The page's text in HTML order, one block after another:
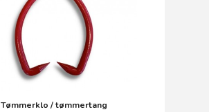
Tømmerklo / tømmertang